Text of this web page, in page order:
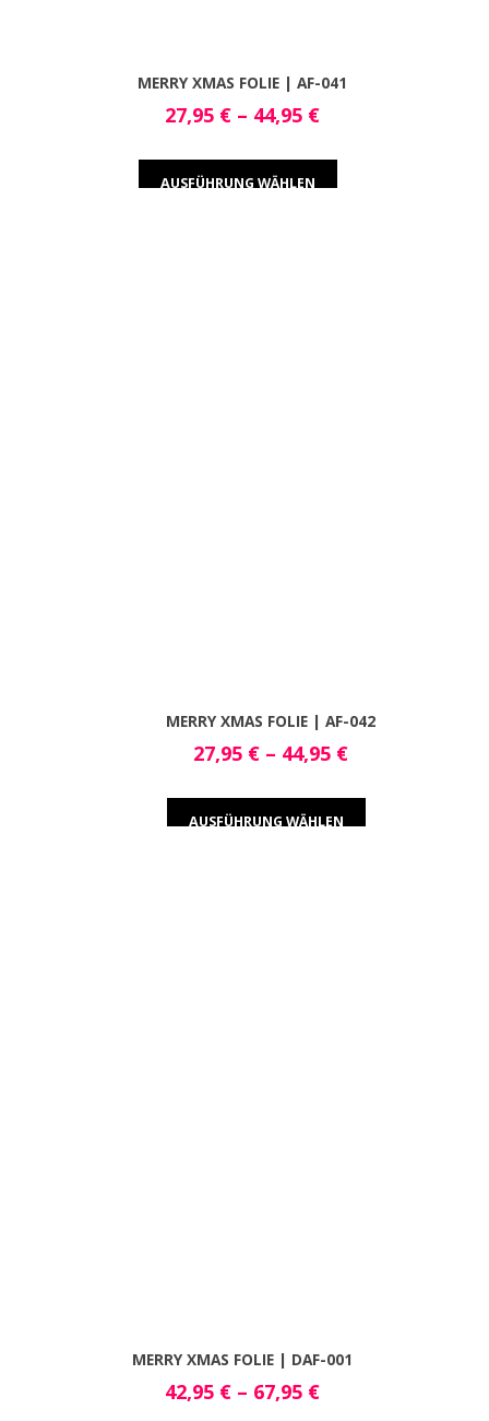
MERRY XMAS FOLIE | AF-041
27,95 €– 44,95 €
AUSFÜHRUNG WÄHLEN
MERRY XMAS FOLIE | AF-042
27,95 €– 44,95 €
AUSFÜHRUNG WÄHLEN
MERRY XMAS FOLIE | DAF-001
42,95 €– 67,95 €